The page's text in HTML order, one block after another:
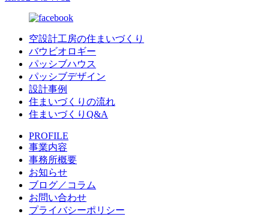
空設計工房の住まいづくり
バウビオロギー
パッシブハウス
パッシブデザイン
設計事例
住まいづくりの流れ
住まいづくりQ&A
PROFILE
事業内容
事務所概要
お知らせ
ブログ／コラム
お問い合わせ
プライバシーポリシー